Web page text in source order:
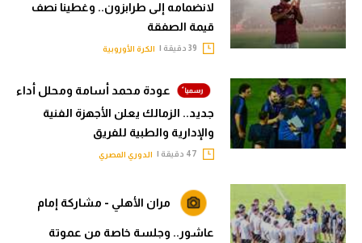
لانضمامه إلى طرابزون.. وغطينا نصف
قيمة الصفقة
الكرة الأوروبية
عودة محمد أسامة ومحلل أداء
جديد.. الزمالك يعلن الأجهزة الفنية
والإدارية والطبية للفريق
الدوري المصري
مران الأهلي - مشاركة إمام
عاشور.. وجلسة خاصة من عموتة